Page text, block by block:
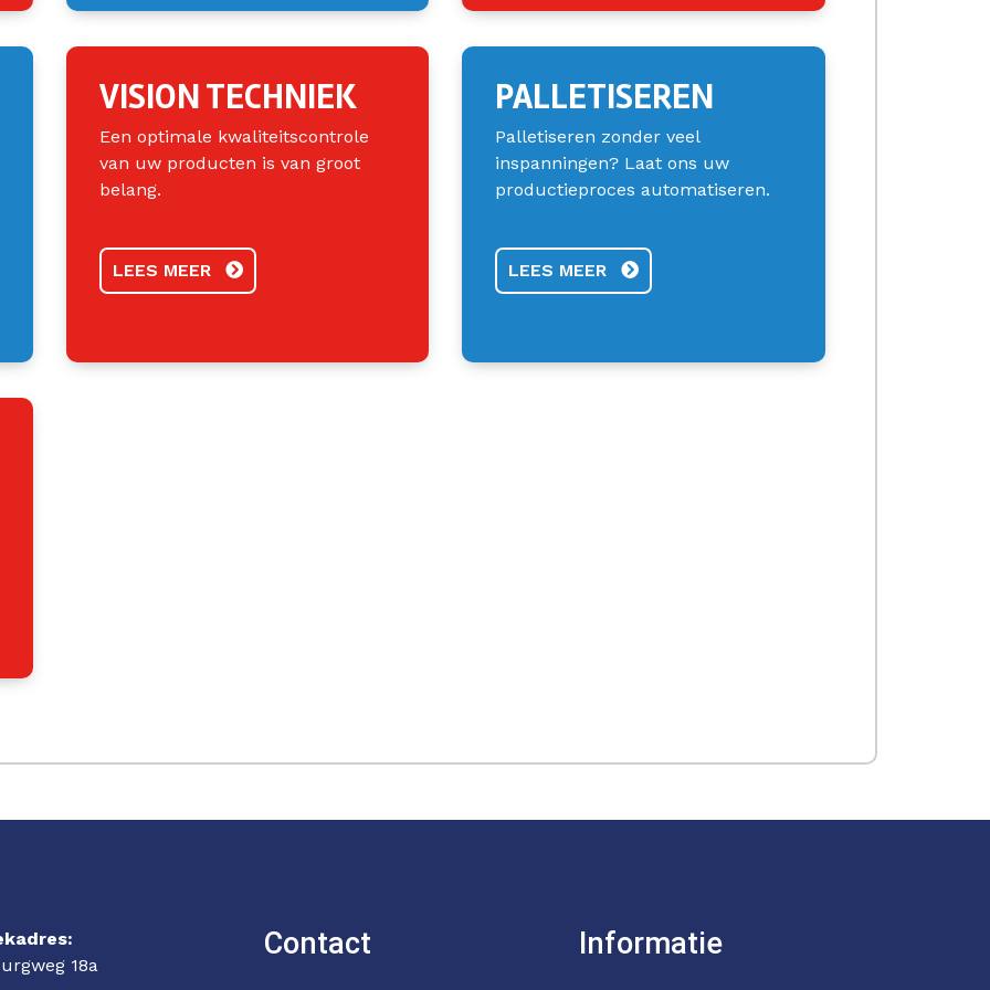
VISION TECHNIEK
Een optimale kwaliteitscontrole
van uw producten is van groot
belang.
LEES MEER
PALLETISEREN
Palletiseren zonder veel
inspanningen? Laat ons uw
productieproces automatiseren.
LEES MEER
18a
Contact Informatie